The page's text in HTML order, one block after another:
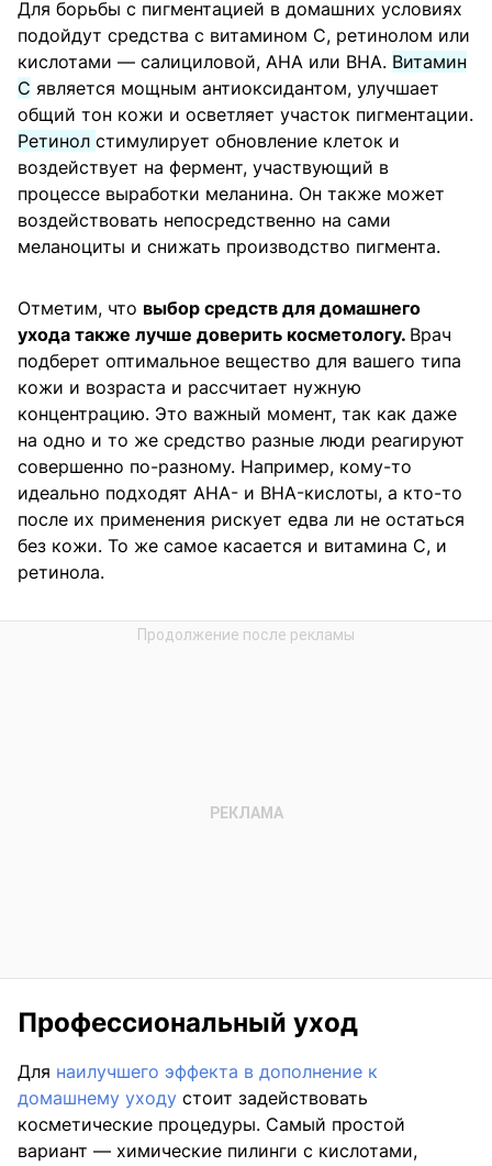
Для борьбы с пигментацией в домашних условиях
подойдут средства с витамином C, ретинолом или
кислотами — салициловой, AHA или BHA. Витамин
C является мощным антиоксидантом, улучшает
общий тон кожи и осветляет участок пигментации.
Ретинол стимулирует обновление клеток и
воздействует на фермент, участвующий в
процессе выработки меланина. Он также может
воздействовать непосредственно на сами
меланоциты и снижать производство пигмента.
Отметим, что выбор средств для домашнего
ухода также лучше доверить косметологу. Врач
подберет оптимальное вещество для вашего типа
кожи и возраста и рассчитает нужную
концентрацию. Это важный момент, так как даже
на одно и то же средство разные люди реагируют
совершенно по-разному. Например, кому-то
идеально подходят AHA- и BHA-кислоты, а кто-то
после их применения рискует едва ли не остаться
без кожи. То же самое касается и витамина C, и
ретинола.
Профессиональный уход
Для наилучшего эффекта в дополнение к
домашнему уходу стоит задействовать
косметические процедуры. Самый простой
вариант — химические пилинги с кислотами,